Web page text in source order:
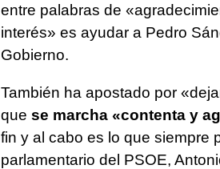
entre palabras de
interés» es ayudar a Pedro
Gobierno.
También ha apostado por
que se marcha «contenta y
fin y al cabo es lo que siempre
parlamentario del PSOE,